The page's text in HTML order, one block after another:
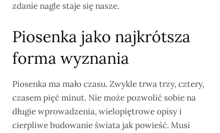
zdanie nagle staje się nasze.
Piosenka jako najkrótsza
forma wyznania
Piosenka ma mało czasu. Zwykle trwa trzy, cztery,
czasem pięć minut. Nie może pozwolić sobie na
długie wprowadzenia, wielopiętrowe opisy i
cierpliwe budowanie świata jak powieść. Musi